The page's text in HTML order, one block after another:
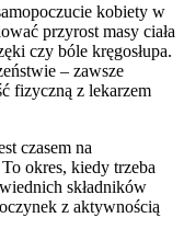
kobiety w
przyrost masy ciała
czy bóle kręgosłupa.
– zawsze
fizyczną z lekarzem
czasem na
okres, kiedy trzeba
składników
z aktywnością